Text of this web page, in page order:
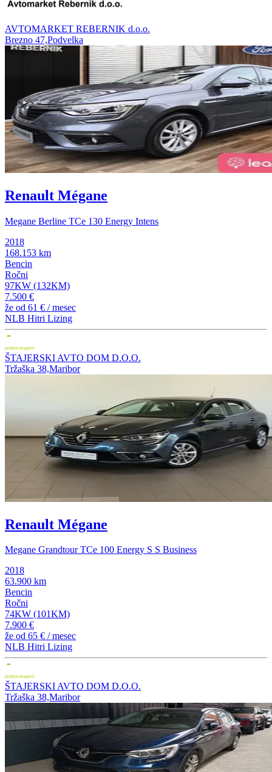
AVTOMARKET REBERNIK d.o.o.
Brezno 47,Podvelka
Renault Mégane
Megane Berline TCe 130 Energy Intens
2018
168.153 km
Bencin
Ročni
97KW (132KM)
7.500 €
že od 61 € / mesec
NLB Hitri Lizing
ŠTAJERSKI AVTO DOM D.O.O.
Tržaška 38,Maribor
Renault Mégane
Megane Grandtour TCe 100 Energy S S Business
2018
63.900 km
Bencin
Ročni
74KW (101KM)
7.900 €
že od 65 € / mesec
NLB Hitri Lizing
ŠTAJERSKI AVTO DOM D.O.O.
Tržaška 38,Maribor